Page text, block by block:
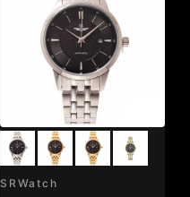
SRWatch